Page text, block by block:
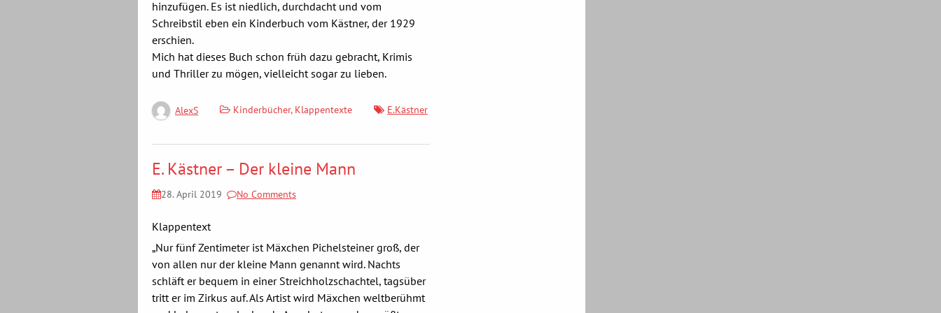
hinzufügen. Es ist niedlich, durchdacht und vom
Schreibstil eben ein Kinderbuch vom Kästner, der 1929
erschien.
Mich hat dieses Buch schon früh dazu gebracht, Krimis
und Thriller zu mögen, vielleicht sogar zu lieben.
AlexS Kinderbücher, Klappentexte E.Kästner
E. Kästner – Der kleine Mann
28. April 2019 No Comments
Klappentext
„Nur fünf Zentimeter ist Mäxchen Pichelsteiner groß, der
von allen nur der kleine Mann genannt wird. Nachts
schläft er bequem in einer Streichholzschachtel, tagsüber
tritt er im Zirkus auf. Als Artist wird Mäxchen weltberühmt